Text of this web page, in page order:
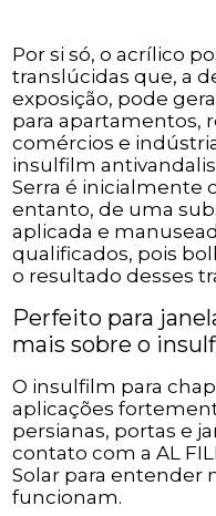
Por si só, o acrílico
translúcidas que, a
exposição, pode
para apartamentos,
comércios e
insulfilm
Serra é inicialmente
entanto, de uma
aplicada e
qualificados, pois
o resultado desses
Perfeito para
mais sobre o
O insulfilm para
aplicações
persianas, portas e
contato com a AL
Solar para entender
funcionam.